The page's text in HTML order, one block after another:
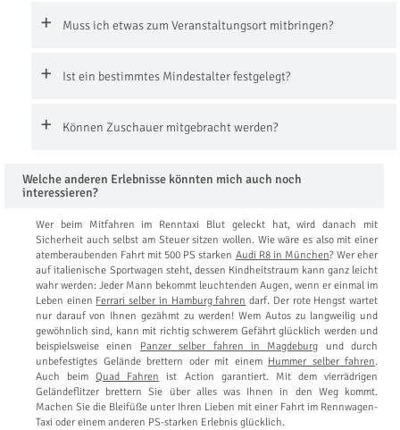
Muss ich etwas zum Veranstaltungsort mitbringen?
Ist ein bestimmtes Mindestalter festgelegt?
Können Zuschauer mitgebracht werden?
Welche anderen Erlebnisse könnten mich auch noch
interessieren?
Wer beim Mitfahren im Renntaxi Blut geleckt hat, wird danach mit
Sicherheit auch selbst am Steuer sitzen wollen. Wie wäre es also mit einer
atemberaubenden Fahrt mit 500 PS starken Audi R8 in München? Wer eher
auf italienische Sportwagen steht, dessen Kindheitstraum kann ganz leicht
wahr werden: Jeder Mann bekommt leuchtenden Augen, wenn er einmal im
Leben einen Ferrari selber in Hamburg fahren darf. Der rote Hengst wartet
nur darauf von Ihnen gezähmt zu werden! Wem Autos zu langweilig und
gewöhnlich sind, kann mit richtig schwerem Gefährt glücklich werden und
beispielsweise einen Panzer selber fahren in Magdeburg und durch
unbefestigtes Gelände brettern oder mit einem Hummer selber fahren.
Auch beimQuad Fahren ist Action garantiert. Mit dem vierrädrigen
Geländeflitzer brettern Sie über alles was Ihnen in den Weg kommt.
Machen Sie die Bleifüße unter Ihren Lieben mit einer Fahrt im Rennwagen-
Taxi oder einem anderen PS-starken Erlebnis glücklich.